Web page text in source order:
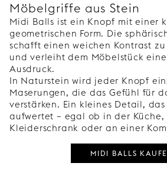
Möbelgriffe aus Stein
Midi Balls ist ein Knopf mit einer
geometrischen Form. Die
schafft einen weichen Kontrast
und verleiht dem Möbelstück
Ausdruck.
In Naturstein wird jeder Knopf
Maserungen, die das Gefühl für
verstärken. Ein kleines Detail,
aufwertet – egal ob in der Küche,
Kleiderschrank oder an einer
MIDI BALLS